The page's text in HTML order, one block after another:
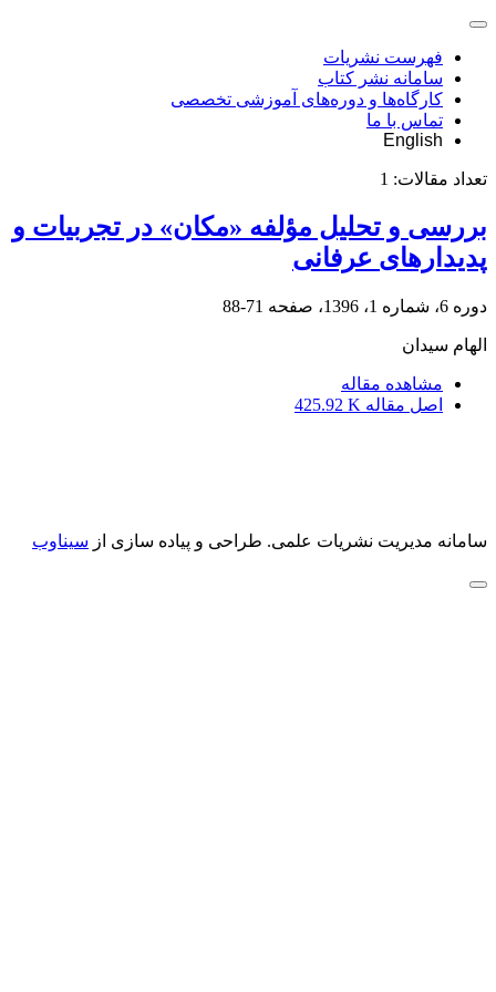
فهرست نشریات
سامانه نشر کتاب
کارگاه‌ها و دوره‌های آموزشی تخصصی
تماس با ما
English
تعداد مقالات: 1
بررسی و تحلیل مؤلفه‌ «مکان» در تجربیات و
پدیدارهای عرفانی
دوره 6، شماره 1، 1396، صفحه 71-88
الهام سیدان
مشاهده مقاله
اصل مقاله 425.92 K
سامانه مدیریت نشریات علمی. طراحی و پیاده سازی از سیناوب